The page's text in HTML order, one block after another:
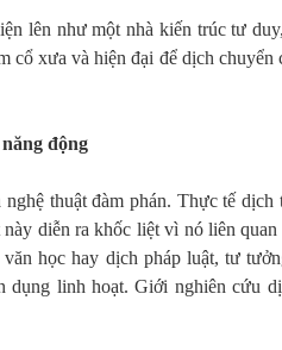
lên như một nhà kiến trúc tư
cổ xưa và hiện đại để dịch chuyển
động
thuật đàm phán. Thực tế dịch
diễn ra khốc liệt vì nó liên quan
học hay dịch pháp luật, tư
dụng linh hoạt. Giới nghiên cứu